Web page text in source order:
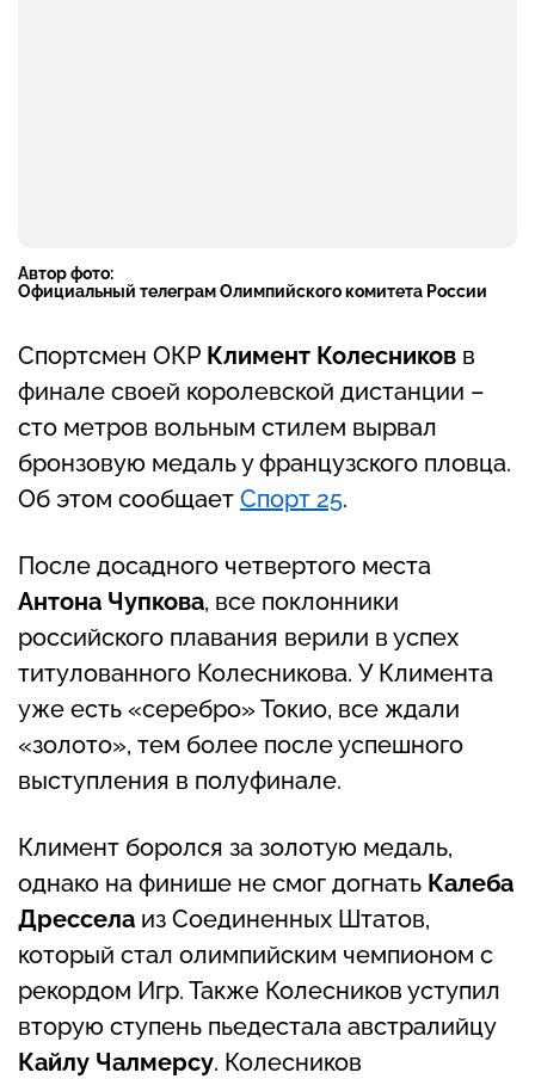
Автор фото:
Официальный телеграм Олимпийского комитета России
Спортсмен ОКР Климент Колесников в
финале своей королевской дистанции –
сто метров вольным стилем вырвал
бронзовую медаль у французского пловца.
Об этом сообщает Спорт 25.
После досадного четвертого места
Антона Чупкова, все поклонники
российского плавания верили в успех
титулованного Колесникова. У Климента
уже есть «серебро» Токио, все ждали
«золото», тем более после успешного
выступления в полуфинале.
Климент боролся за золотую медаль,
однако на финише не смог догнать Калеба
Дрессела из Соединенных Штатов,
который стал олимпийским чемпионом с
рекордом Игр. Также Колесников уступил
вторую ступень пьедестала австралийцу
Кайлу Чалмерсу. Колесников